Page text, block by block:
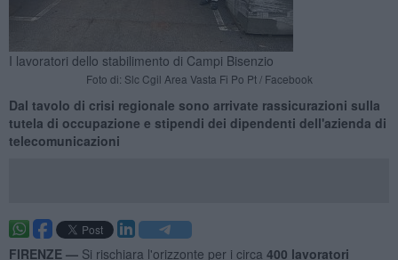
I lavoratori dello stabilimento di Campi Bisenzio
Foto di: Slc Cgil Area Vasta Fi Po Pt / Facebook
Dal tavolo di crisi regionale sono arrivate rassicurazioni sulla
tutela di occupazione e stipendi dei dipendenti dell'azienda di
telecomunicazioni
FIRENZE — Si rischiara l'orizzonte per i circa 400 lavoratori